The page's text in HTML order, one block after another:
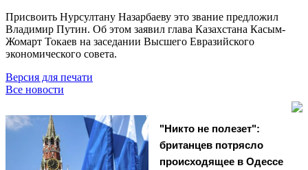
Присвоить Нурсултану Назарбаеву это звание предложил
Владимир Путин. Об этом заявил глава Казахстана Касым-
Жомарт Токаев на заседании Высшего Евразийского
экономического совета.
Версия для печати
Все новости
"Никто не полезет":
британцев потрясло
происходящее в Одессе